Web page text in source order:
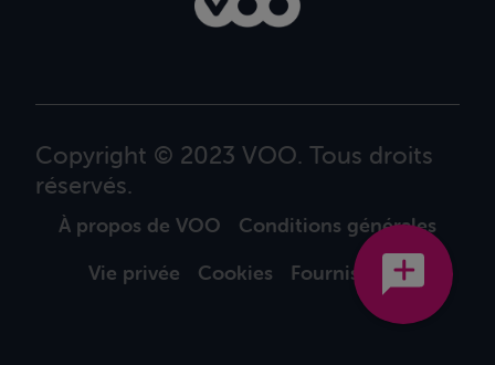
Copyright © 2023 VOO. Tous droits
réservés.
À propos de VOO
Conditions générales
Vie privée
Cookies Fournisseurs